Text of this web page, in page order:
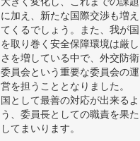
に加え、新たな国際交渉も増え
てくるでしょう。また、我が国
を取り巻く安全保障環境は厳し
さを増している中で、外交防衛
委員会という重要な委員会の運
営を担うこととなりました。
国として最善の対応が出来るよ
う、委員長としての職責を果た
してまいります。